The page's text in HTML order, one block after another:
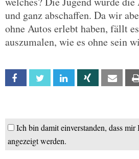
und ganz abschaffen. Da wir
ohne Autos erlebt haben, fällt
auszumalen, wie es ohne sein
Facebook Twitter Linkedin Xing Email
Ich bin damit einverstanden, dass
angezeigt werden.